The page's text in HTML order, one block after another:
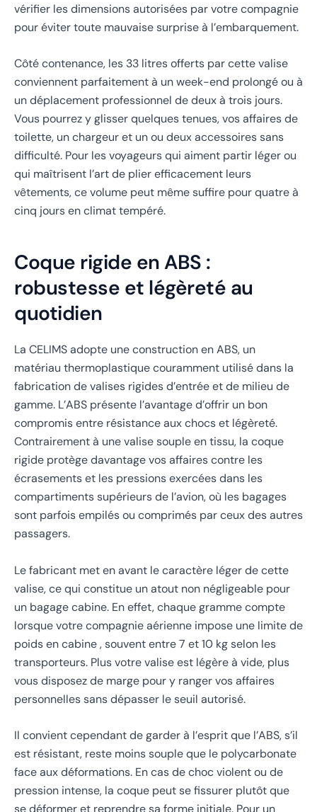
vérifier les dimensions autorisées par votre compagnie
pour éviter toute mauvaise surprise à l’embarquement.
Côté contenance, les 33 litres offerts par cette valise
conviennent parfaitement à un week-end prolongé ou à
un déplacement professionnel de deux à trois jours.
Vous pourrez y glisser quelques tenues, vos affaires de
toilette, un chargeur et un ou deux accessoires sans
difficulté. Pour les voyageurs qui aiment partir léger ou
qui maîtrisent l’art de plier efficacement leurs
vêtements, ce volume peut même suffire pour quatre à
cinq jours en climat tempéré.
Coque rigide en ABS :
robustesse et légèreté au
quotidien
La CELIMS adopte une construction en ABS, un
matériau thermoplastique couramment utilisé dans la
fabrication de valises rigides d’entrée et de milieu de
gamme. L’ABS présente l’avantage d’offrir un bon
compromis entre résistance aux chocs et légèreté.
Contrairement à une valise souple en tissu, la coque
rigide protège davantage vos affaires contre les
écrasements et les pressions exercées dans les
compartiments supérieurs de l’avion, où les bagages
sont parfois empilés ou comprimés par ceux des autres
passagers.
Le fabricant met en avant le caractère léger de cette
valise, ce qui constitue un atout non négligeable pour
un bagage cabine. En effet, chaque gramme compte
lorsque votre compagnie aérienne impose une limite de
poids en cabine , souvent entre 7 et 10 kg selon les
transporteurs. Plus votre valise est légère à vide, plus
vous disposez de marge pour y ranger vos affaires
personnelles sans dépasser le seuil autorisé.
Il convient cependant de garder à l’esprit que l’ABS, s’il
est résistant, reste moins souple que le polycarbonate
face aux déformations. En cas de choc violent ou de
pression intense, la coque peut se fissurer plutôt que
se déformer et reprendre sa forme initiale. Pour un